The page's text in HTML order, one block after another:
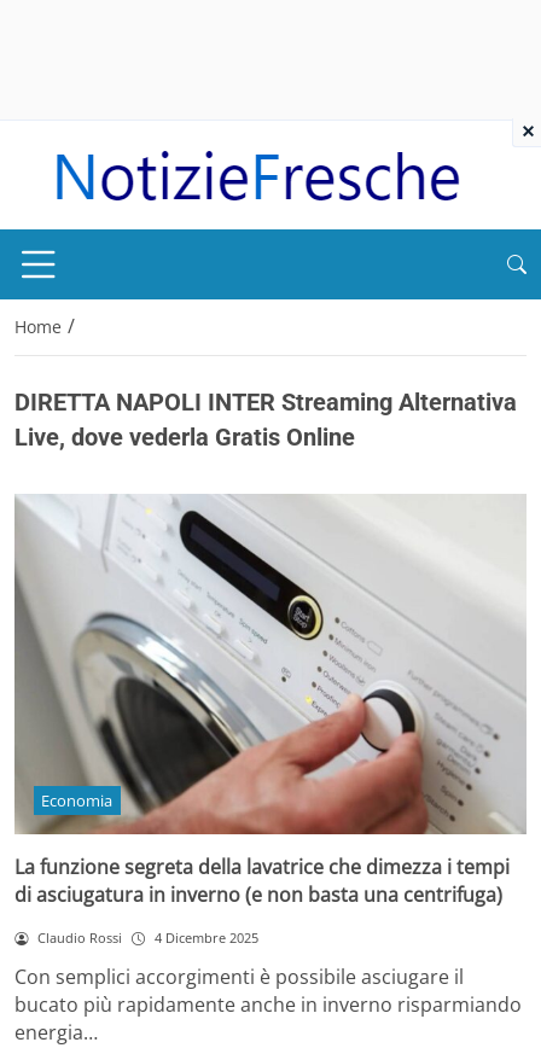
Home /
DIRETTA NAPOLI INTER Streaming Alternativa
Live, dove vederla Gratis Online
Economia
La funzione segreta della lavatrice che dimezza i tempi
di asciugatura in inverno (e non basta una centrifuga)
Claudio Rossi 4 Dicembre 2025
Con semplici accorgimenti è possibile asciugare il
bucato più rapidamente anche in inverno risparmiando
energia…
×